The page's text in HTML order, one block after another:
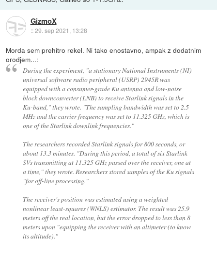
GizmoX
::29. sep 2021, 13:28
Morda sem prehitro rekel. Ni tako enostavno, ampak z dodatnim
orodjem...:
During the experiment, "a stationary National Instruments (NI)
universal software radio peripheral (USRP) 2945R was
equipped with a consumer-grade Ku antenna and low-noise
block downconverter (LNB) to receive Starlink signals in the
Ku-band," they wrote. "The sampling bandwidth was set to 2.5
MHz and the carrier frequency was set to 11.325 GHz, which is
one of the Starlink downlink frequencies."
The researchers recorded Starlink signals for 800 seconds, or
about 13.3 minutes. "During this period, a total of six Starlink
SVs transmitting at 11.325 GHz passed over the receiver, one at
a time," they wrote. Researchers stored samples of the Ku signals
"for off-line processing."
The receiver's position was estimated using a weighted
nonlinear least-squares (WNLS) estimator. The result was 25.9
meters off the real location, but the error dropped to less than 8
meters upon "equipping the receiver with an altimeter (to know
its altitude)."